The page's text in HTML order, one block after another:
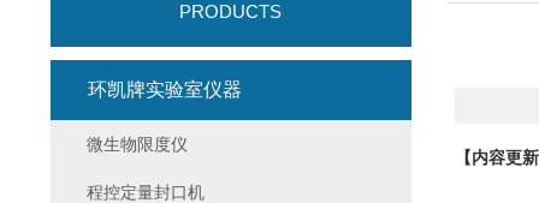
【内容更
PRODUCTS
环凯牌实验室仪器
微生物限度仪
程控定量封口机